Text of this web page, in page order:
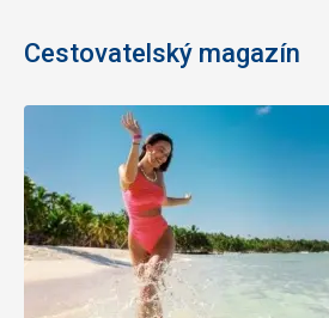
Cestovatelský magazín